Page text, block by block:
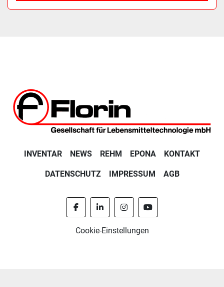
INVENTAR NEWS REHM EPONA KONTAKT
DATENSCHUTZ IMPRESSUM AGB
facebooklinkedininstagramyoutube
Cookie-Einstellungen